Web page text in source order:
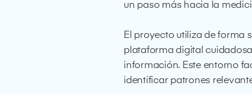
un paso más hacia la
El proyecto utiliza de forma
plataforma digital
información. Este entorno
identificar patrones